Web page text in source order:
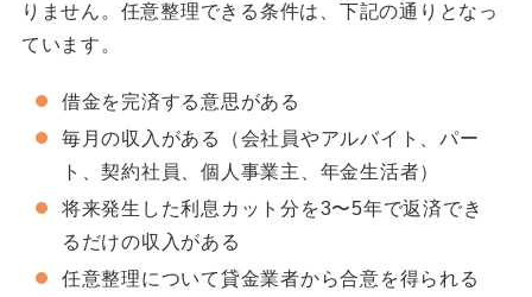
りません。任意整理できる条件は、下記の通りとなっ
ています。
借金を完済する意思がある
毎月の収入がある（会社員やアルバイト、パー
ト、契約社員、個人事業主、年金生活者）
将来発生した利息カット分を3〜5年で返済でき
るだけの収入がある
任意整理について貸金業者から合意を得られる